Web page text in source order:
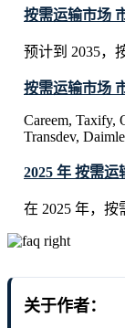
按需运输市场
预计到 2035，
按需运输市场
Careem, Taxify,
Transdev,
2025 年 按需运
在 2025 年，按
关于作者：